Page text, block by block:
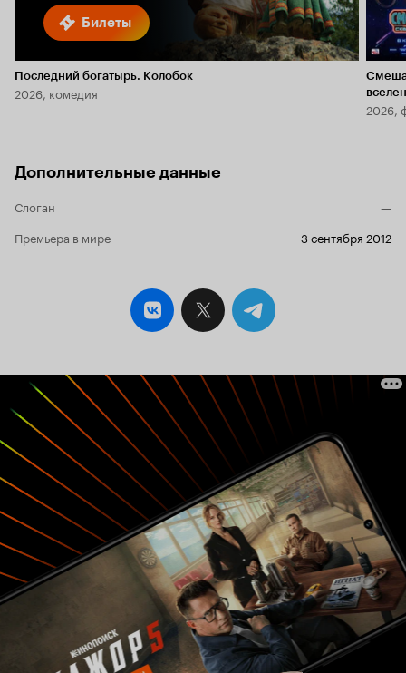
Билеты
Последний богатырь. Колобок
2026, комедия
2026,
Дополнительные данные
Слоган
—
Премьера в мире
3 сентября 2012